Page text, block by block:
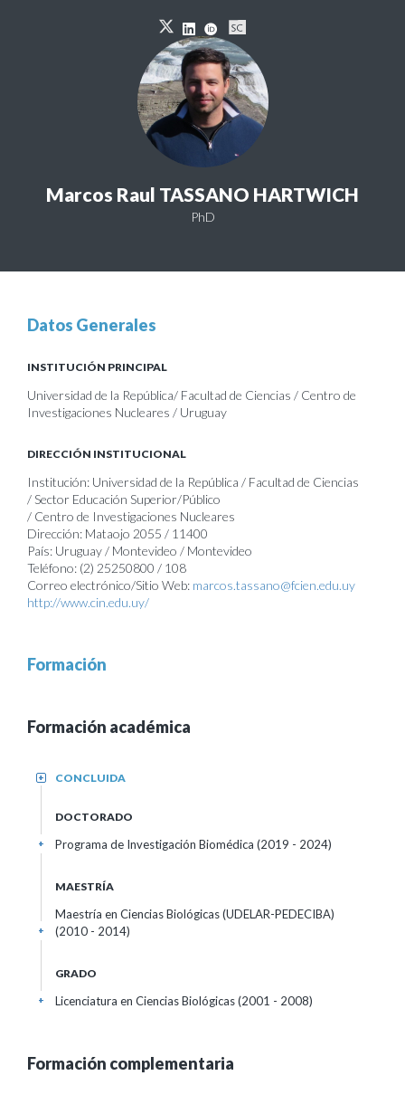
Marcos Raul TASSANO HARTWICH
PhD
Datos Generales
INSTITUCIÓN PRINCIPAL
Universidad de la República/ Facultad de Ciencias / Centro de
Investigaciones Nucleares / Uruguay
DIRECCIÓN INSTITUCIONAL
Institución: Universidad de la República / Facultad de Ciencias
/ Sector Educación Superior/Público
/ Centro de Investigaciones Nucleares
Dirección: Mataojo 2055 / 11400
País: Uruguay / Montevideo / Montevideo
Teléfono: (2) 25250800 / 108
Correo electrónico/Sitio Web: marcos.tassano@fcien.edu.uy
http://www.cin.edu.uy/
Formación
Formación académica
CONCLUIDA
+
DOCTORADO
Programa de Investigación Biomédica (2019 - 2024)
+
MAESTRÍA
Maestría en Ciencias Biológicas (UDELAR-PEDECIBA)
(2010 - 2014)
+
GRADO
Licenciatura en Ciencias Biológicas (2001 - 2008)
+
Formación complementaria